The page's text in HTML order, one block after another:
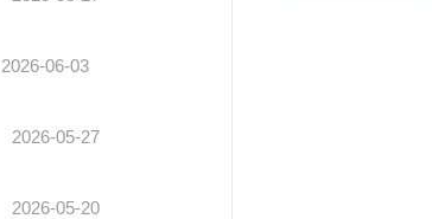
2026-06-03
2026-05-27
2026-05-20